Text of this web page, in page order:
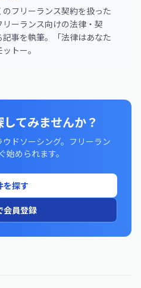
フリーランス契約を扱った
ーランス向けの法律・契
事を執筆。「法律はあなた
トー。
てみませんか？
ドソーシング。フリーラン
められます。
を探す
会員登録